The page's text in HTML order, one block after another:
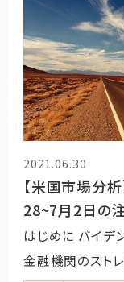
運営会社
ファミリー
関連書籍
メールマガ
よくある質
2021.06.30
【米国市場分
28~7月2日の
はじめに バイデ
金融機関のスト